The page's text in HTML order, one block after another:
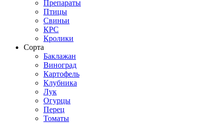
Препараты
Птицы
Свиньи
КРС
Кролики
Сорта
Баклажан
Виноград
Картофель
Клубника
Лук
Огурцы
Перец
Томаты